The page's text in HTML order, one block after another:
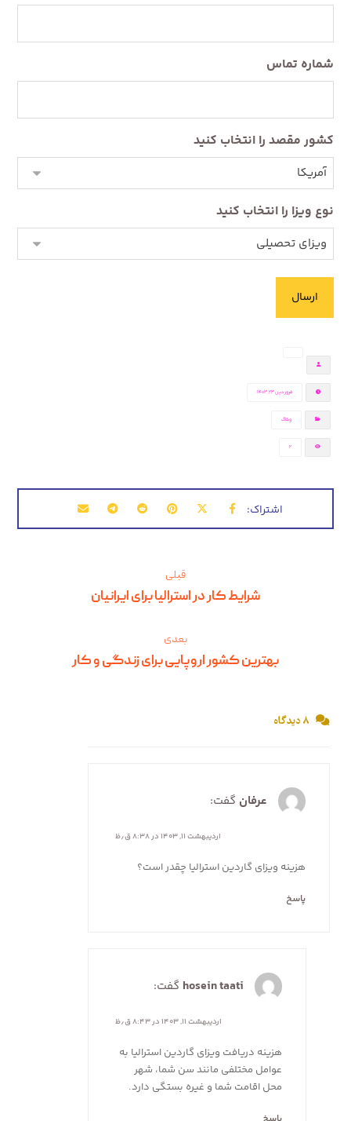
شماره تماس
کشور مقصد را انتخاب کنید
نوع ویزا را انتخاب کنید
فروردین ۲۳, ۱۴۰۳
وبلاگ
2
قبلی
شرایط کار در استرالیا برای ایرانیان
بعدی
بهترین کشور اروپایی برای زندگی و کار
۸ دیدگاه
عرفان گفت:
اردیبهشت ۱۱, ۱۴۰۳ در ۸:۳۸ ق٫ظ
هزینه ویزای گاردین استرالیا چقدر است؟
پاسخ
hosein taati گفت:
اردیبهشت ۱۱, ۱۴۰۳ در ۸:۴۳ ق٫ظ
هزینه دریافت ویزای گاردین استرالیا به
عوامل مختلفی مانند سن شما، شهر
محل اقامت شما و غیره بستگی دارد.